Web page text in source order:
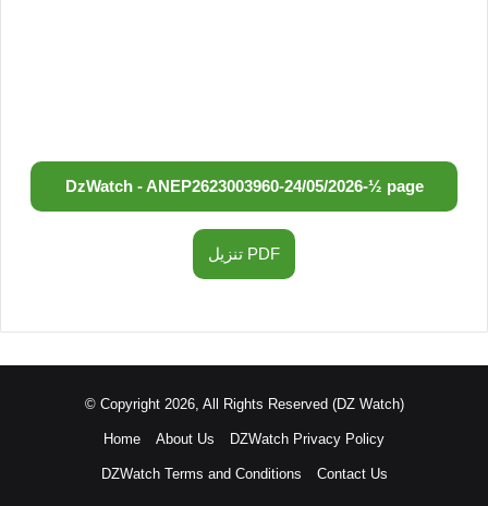
DzWatch - ANEP2623003960-24/05/2026-½ page
تنزيل PDF
© Copyright 2026, All Rights Reserved (DZ Watch)
Home About Us DZWatch Privacy Policy
DZWatch Terms and Conditions Contact Us